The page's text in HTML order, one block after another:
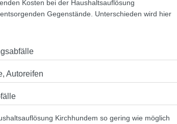
Kosten bei der Haushaltsauflösung
Gegenstände. Unterschieden wird hier
Autoreifen
Kirchhundem so gering wie möglich